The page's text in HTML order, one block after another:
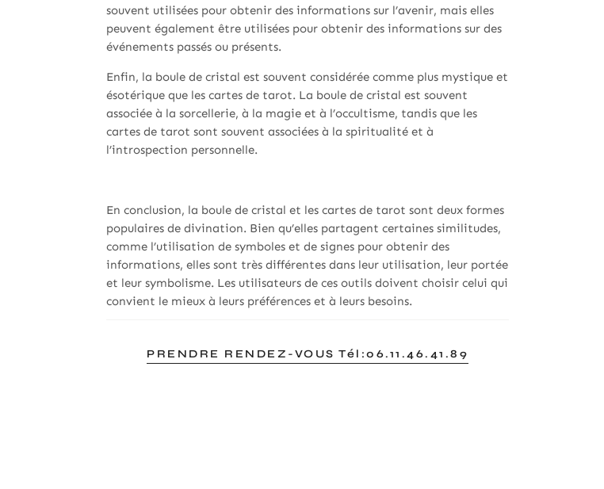
souvent utilisées pour obtenir des informations sur l’avenir, mais elles
peuvent également être utilisées pour obtenir des informations sur des
événements passés ou présents.
Enfin, la boule de cristal est souvent considérée comme plus mystique et
ésotérique que les cartes de tarot. La boule de cristal est souvent
associée à la sorcellerie, à la magie et à l’occultisme, tandis que les
cartes de tarot sont souvent associées à la spiritualité et à
l’introspection personnelle.
En conclusion, la boule de cristal et les cartes de tarot sont deux formes
populaires de divination. Bien qu’elles partagent certaines similitudes,
comme l’utilisation de symboles et de signes pour obtenir des
informations, elles sont très différentes dans leur utilisation, leur portée
et leur symbolisme. Les utilisateurs de ces outils doivent choisir celui qui
convient le mieux à leurs préférences et à leurs besoins.
PRENDRE RENDEZ-VOUS Tél:06.11.46.41.89